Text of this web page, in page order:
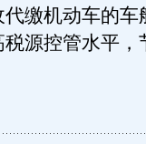
缴机动车的车
源控管水平，